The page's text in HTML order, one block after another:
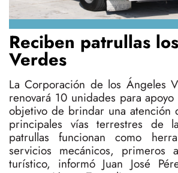
Reciben patrullas
Verdes
La Corporación de los Ángeles
renovará 10 unidades para
objetivo de brindar una atención
principales vías terrestres de
patrullas funcionan como
servicios mecánicos, primeros
turístico, informó Juan José